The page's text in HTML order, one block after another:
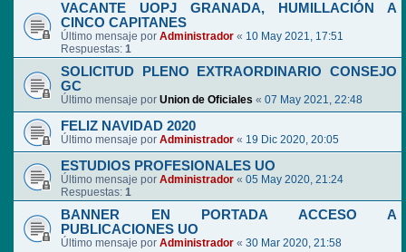
VACANTE UOPJ GRANADA, HUMILLACIÓN A
CINCO CAPITANES
Último mensaje por Administrador « 10 May 2021, 17:51
Respuestas: 1
SOLICITUD PLENO EXTRAORDINARIO CONSEJO
GC
Último mensaje por Union de Oficiales « 07 May 2021, 22:48
FELIZ NAVIDAD 2020
Último mensaje por Administrador « 19 Dic 2020, 20:05
ESTUDIOS PROFESIONALES UO
Último mensaje por Administrador « 05 May 2020, 21:24
Respuestas: 1
BANNER EN PORTADA ACCESO A
PUBLICACIONES UO
Último mensaje por Administrador « 30 Mar 2020, 21:58